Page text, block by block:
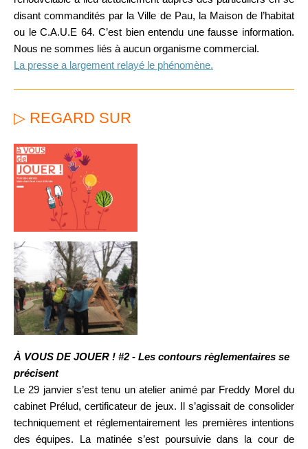
disant commandités par la Ville de Pau, la Maison de l’habitat
ou le C.A.U.E 64. C’est bien entendu une fausse information.
Nous ne sommes liés à aucun organisme commercial.
La presse a largement relayé le phénomène.
▷ REGARD SUR
À VOUS DE JOUER ! #2 - Les contours règlementaires se
précisent
Le 29 janvier s’est tenu un atelier animé par Freddy Morel du
cabinet Prélud, certificateur de jeux. Il s’agissait de consolider
techniquement et réglementairement les premières intentions
des équipes. La matinée s’est poursuivie dans la cour de